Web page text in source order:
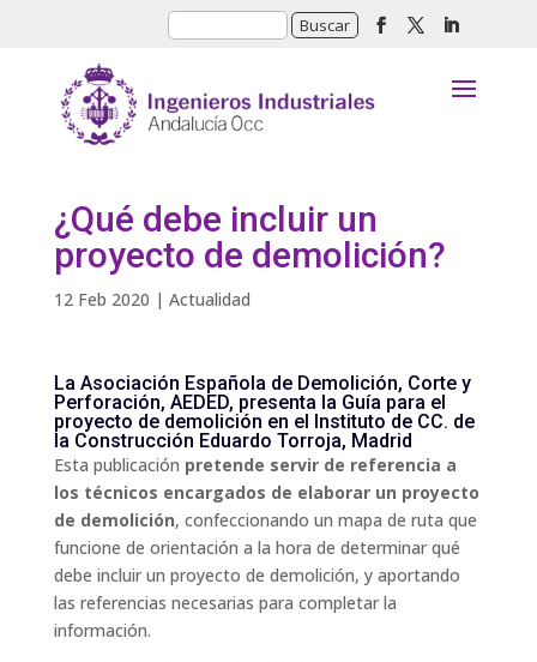
¿Qué debe incluir un
proyecto de demolición?
12 Feb 2020 | Actualidad
La Asociación Española de Demolición, Corte y
Perforación, AEDED, presenta la Guía para el
proyecto de demolición en el Instituto de CC. de
la Construcción Eduardo Torroja, Madrid
Esta publicación pretende servir de referencia a
los técnicos encargados de elaborar un proyecto
de demolición, confeccionando un mapa de ruta que
funcione de orientación a la hora de determinar qué
debe incluir un proyecto de demolición, y aportando
las referencias necesarias para completar la
información.